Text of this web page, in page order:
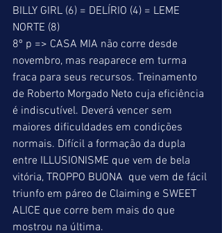
BILLY GIRL (6) = DELÍRIO (4) = LEME
NORTE (8)
8º p => CASA MIA não corre desde
novembro, mas reaparece em turma
fraca para seus recursos. Treinamento
de Roberto Morgado Neto cuja eficiência
é indiscutível. Deverá vencer sem
maiores dificuldades em condições
normais. Difícil a formação da dupla
entre ILLUSIONISME que vem de bela
vitória, TROPPO BUONA  que vem de fácil
triunfo em páreo de Claiming e SWEET
ALICE que corre bem mais do que
mostrou na última.